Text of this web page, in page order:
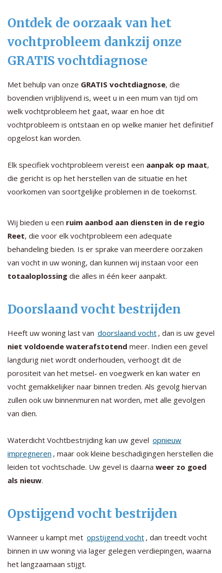
Ontdek de oorzaak van het
vochtprobleem dankzij onze
GRATIS vochtdiagnose
Met behulp van onze GRATIS vochtdiagnose, die
bovendien vrijblijvend is, weet u in een mum van tijd om
welk vochtprobleem het gaat, waar en hoe dit
vochtprobleem is ontstaan en op welke manier het definitief
opgelost kan worden.
Elk specifiek vochtprobleem vereist een aanpak op maat,
die gericht is op het herstellen van de situatie en het
voorkomen van soortgelijke problemen in de toekomst.
Wij bieden u een ruim aanbod aan diensten in de regio
Reet, die voor elk vochtprobleem een adequate
behandeling bieden. Is er sprake van meerdere oorzaken
van vocht in uw woning, dan kunnen wij instaan voor een
totaaloplossing die alles in één keer aanpakt.
Doorslaand vocht bestrijden
Heeft uw woning last van doorslaand vocht , dan is uw gevel
niet voldoende waterafstotend meer. Indien een gevel
langdurig niet wordt onderhouden, verhoogt dit de
porositeit van het metsel- en voegwerk en kan water en
vocht gemakkelijker naar binnen treden. Als gevolg hiervan
zullen ook uw binnenmuren nat worden, met alle gevolgen
van dien.
Waterdicht Vochtbestrijding kan uw gevel opnieuw
impregneren , maar ook kleine beschadigingen herstellen die
leiden tot vochtschade. Uw gevel is daarna weer zo goed
als nieuw.
Opstijgend vocht bestrijden
Wanneer u kampt met opstijgend vocht , dan treedt vocht
binnen in uw woning via lager gelegen verdiepingen, waarna
het langzaamaan stijgt.